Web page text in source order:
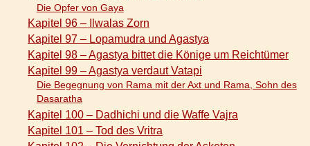
Die Opfer von Gaya
Kapitel 96 – Ilwalas Zorn
Kapitel 97 – Lopamudra und Agastya
Kapitel 98 – Agastya bittet die Könige um Reichtümer
Kapitel 99 – Agastya verdaut Vatapi
Die Begegnung von Rama mit der Axt und Rama, Sohn des
Dasaratha
Kapitel 100 – Dadhichi und die Waffe Vajra
Kapitel 101 – Tod des Vritra